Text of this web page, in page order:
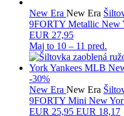
New Era New Era
9FORTY Metallic New
EUR 27,95
Maj to 10 – 11 pred.
-30%
New Era New Era
9FORTY Mini New
EUR 25,95 EUR 18,17